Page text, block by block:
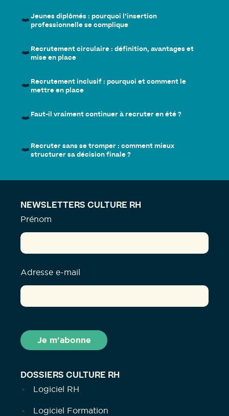
Jeunes diplômés : pourquoi l’insertion
professionnelle se complique
Recrutement circulaire : définition, avantages et
mise en place
Recrutement inclusif : pourquoi et comment le
mettre en place
Faut-il vraiment continuer à recruter en été ?
Recruter sans se tromper : comment mieux
structurer sa décision finale ?
DOSSIERS CULTURE RH
Logiciel RH
Logiciel Formation
NEWSLETTERS CULTURE RH
Prénom
Adresse e-mail